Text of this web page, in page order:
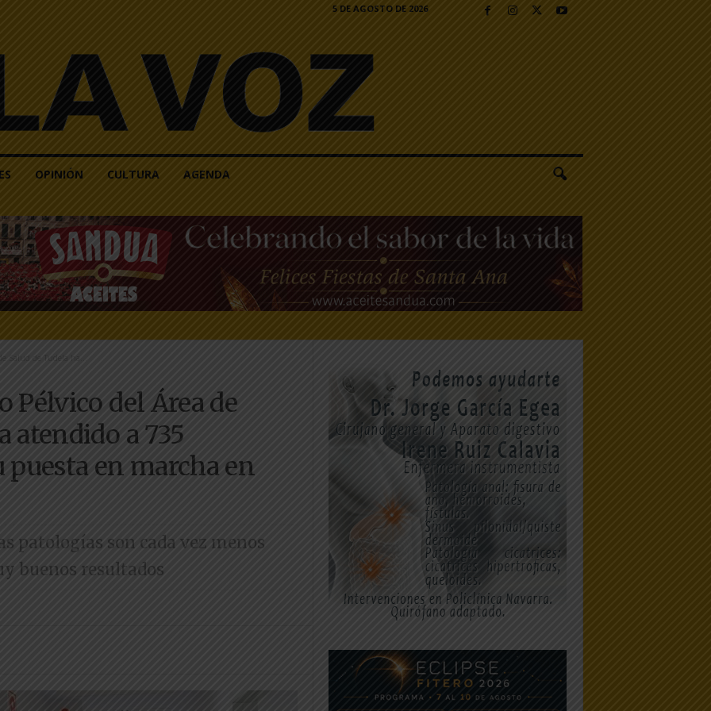
5 DE AGOSTO DE 2026
OPINIÓN CULTURA AGENDA
Salud de Tudela ha...
Pélvico del Área de
atendido a 735
puesta en marcha en
patologías son cada vez menos
buenos resultados